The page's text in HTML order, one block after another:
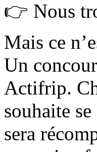
👉 Nous
Mais ce
Un
Actifrip.
souhaite
sera